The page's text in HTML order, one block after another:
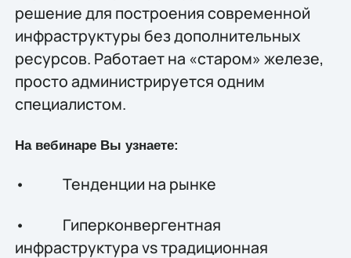
решение для построения современной
инфраструктуры без дополнительных
ресурсов. Работает на «старом» железе,
просто администрируется одним
специалистом.
На вебинаре Вы узнаете:
• Тенденции на рынке
• Гиперконвергентная
инфраструктура vs традиционная